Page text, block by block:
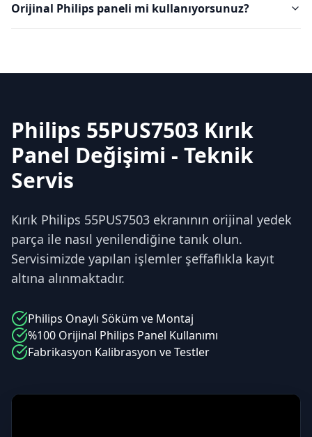
Orijinal Philips paneli mi kullanıyorsunuz?
Philips 55PUS7503 Kırık
Panel Değişimi - Teknik
Servis
Kırık Philips 55PUS7503 ekranının orijinal yedek
parça ile nasıl yenilendiğine tanık olun.
Servisimizde yapılan işlemler şeffaflıkla kayıt
altına alınmaktadır.
Philips Onaylı Söküm ve Montaj
%100 Orijinal Philips Panel Kullanımı
Fabrikasyon Kalibrasyon ve Testler